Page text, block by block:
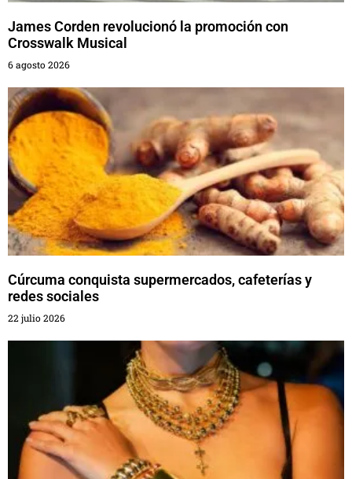
James Corden revolucionó la promoción con
Crosswalk Musical
6 agosto 2026
Cúrcuma conquista supermercados, cafeterías y
redes sociales
22 julio 2026